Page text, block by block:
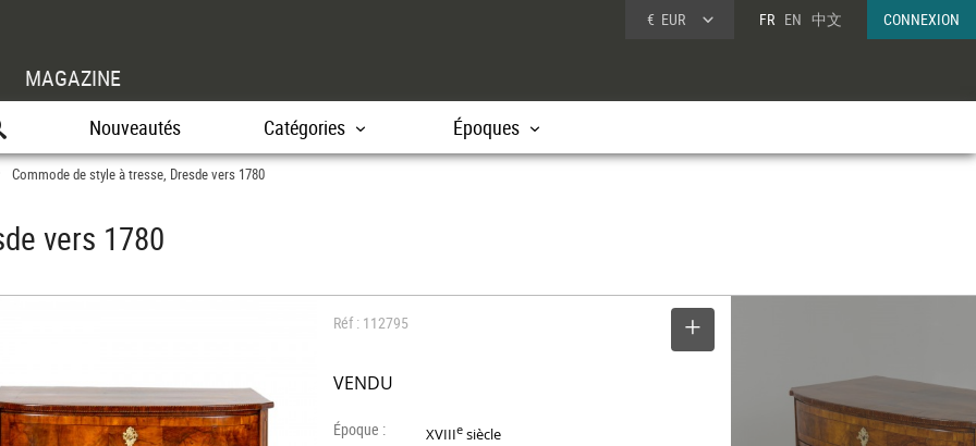
€ EUR FR EN 中文 CONNEXION
MAGAZINE
Nouveautés Catégories Époques
Commode de style à tresse, Dresde vers 1780
vers 1780
Réf : 112795
VENDU
Époque : XVIIIe siècle